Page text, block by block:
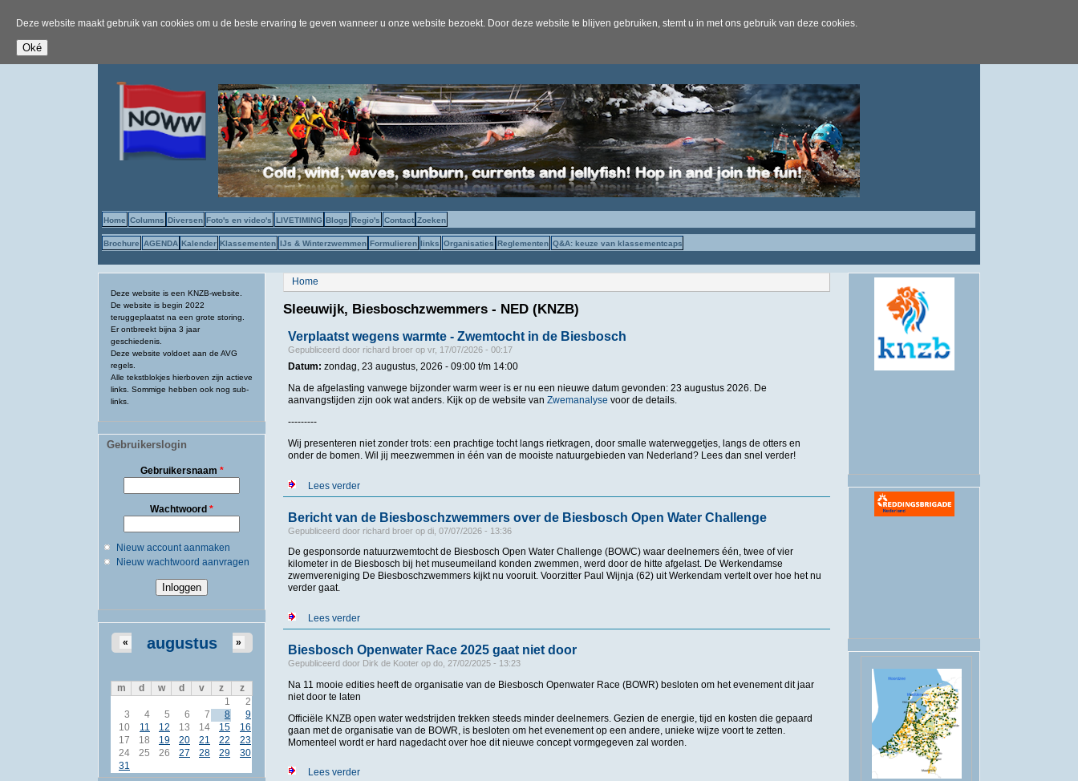
Deze website maakt gebruik van cookies om u de beste ervaring te geven wanneer u onze website bezoekt. Door deze website te blijven gebruiken, stemt u in met ons gebruik van deze cookies.
Home Columns Diversen Foto's en video's LIVETIMING Blogs Regio's Contact Zoeken
Brochure AGENDA Kalender Klassementen IJs & Winterzwemmen Formulieren links Organisaties Reglementen Q&A: keuze van klassementcaps
Deze website is een KNZB-website.
De website is begin 2022
teruggeplaatst na een grote storing.
Er ontbreekt bijna 3 jaar
geschiedenis.
Deze website voldoet aan de AVG
regels.
Alle tekstblokjes hierboven zijn actieve
links. Sommige hebben ook nog sub-
links.
Gebruikerslogin
Gebruikersnaam *
Wachtwoord *
Nieuw account aanmaken
Nieuw wachtwoord aanvragen
augustus
« »
m d w d v z
z
1
2
3
4 5 6 7 8
9
10
11 12 13 14 15
16
17
18 19 20 21 22
23
24
25 26 27 28 29
30
31
U bent hier
Home
Sleeuwijk, Biesboschzwemmers - NED (KNZB)
Verplaatst wegens warmte - Zwemtocht in de Biesbosch
Gepubliceerd door richard broerop vr, 17/07/2026 - 00:17
Datum: zondag, 23 augustus, 2026 - 09:00t/m 14:00
Na de afgelasting vanwege bijzonder warm weer is er nu een nieuwe datum gevonden: 23 augustus 2026. De
aanvangstijden zijn ook wat anders. Kijk op de website van Zwemanalyse voor de details.
---------
Wij presenteren niet zonder trots: een prachtige tocht langs rietkragen, door smalle waterweggetjes, langs de otters en
onder de bomen. Wil jij meezwemmen in één van de mooiste natuurgebieden van Nederland? Lees dan snel verder!
Lees verderover Verplaatst wegens warmte - Zwemtocht in de Biesbosch
Bericht van de Biesboschzwemmers over de Biesbosch Open Water Challenge
Gepubliceerd door richard broerop di, 07/07/2026 - 13:36
De gesponsorde natuurzwemtocht de Biesbosch Open Water Challenge (BOWC) waar deelnemers één, twee of vier
kilometer in de Biesbosch bij het museumeiland konden zwemmen, werd door de hitte afgelast. De Werkendamse
zwemvereniging De Biesboschzwemmers kijkt nu vooruit. Voorzitter Paul Wijnja (62) uit Werkendam vertelt over hoe het nu
verder gaat.
Lees verderover Bericht van de Biesboschzwemmers over de Biesbosch Open Water Challenge
Biesbosch Openwater Race 2025 gaat niet door
Gepubliceerd door Dirk de Kooterop do, 27/02/2025 - 13:23
Na 11 mooie edities heeft de organisatie van de Biesbosch Openwater Race (BOWR) besloten om het evenement dit jaar
niet door te laten
Officiële KNZB open water wedstrijden trekken steeds minder deelnemers. Gezien de energie, tijd en kosten die gepaard
gaan met de organisatie van de BOWR, is besloten om het evenement op een andere, unieke wijze voort te zetten.
Momenteel wordt er hard nagedacht over hoe dit nieuwe concept vormgegeven zal worden.
Lees verderover Biesbosch Openwater Race 2025 gaat niet door